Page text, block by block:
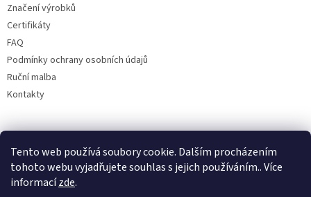
Tento web používá soubory cookie. Dalším procházením
tohoto webu vyjadřujete souhlas s jejich používáním.. Více
informacízde.
Značení výrobků
Certifikáty
FAQ
Podmínky ochrany osobních údajů
Ruční malba
Kontakty
Facebook